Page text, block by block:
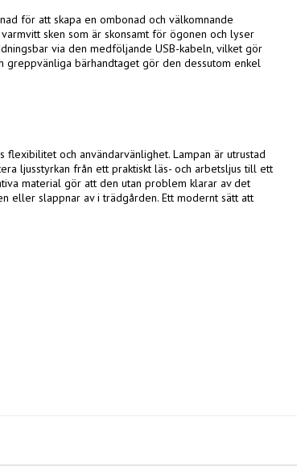
för att skapa en ombonad och välkomnande
sken som är skonsamt för ögonen och lyser
via den medföljande USB-kabeln, vilket gör
greppvänliga bärhandtaget gör den dessutom enkel
och användarvänlighet. Lampan är utrustad
ljusstyrkan från ett praktiskt läs- och arbetsljus till ett
material gör att den utan problem klarar av det
eller slappnar av i trädgården. Ett modernt sätt att